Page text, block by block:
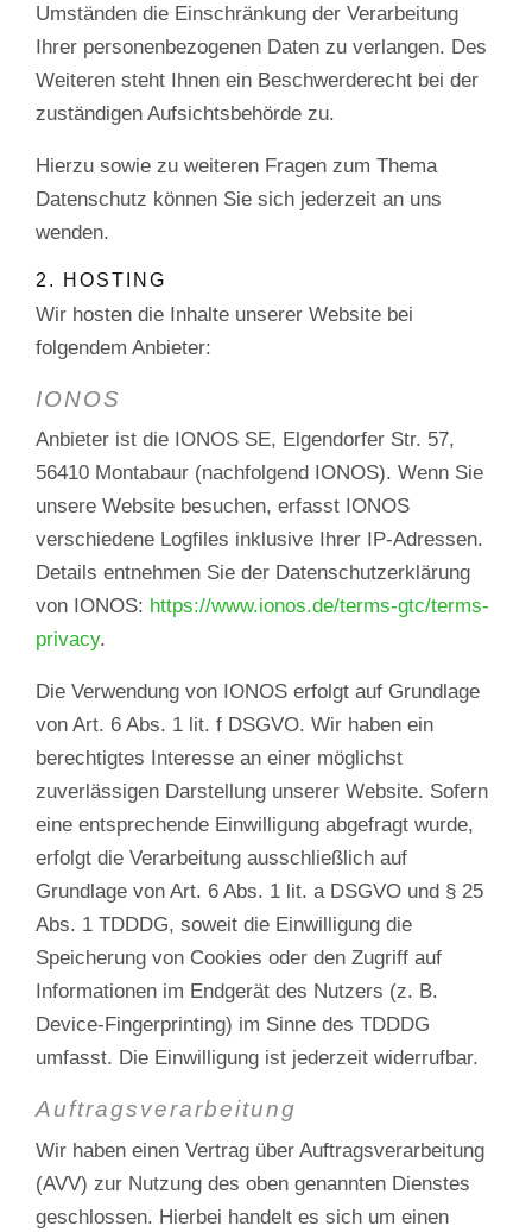
Umständen die Einschränkung der Verarbeitung
Ihrer personenbezogenen Daten zu verlangen. Des
Weiteren steht Ihnen ein Beschwerderecht bei der
zuständigen Aufsichtsbehörde zu.
Hierzu sowie zu weiteren Fragen zum Thema
Datenschutz können Sie sich jederzeit an uns
wenden.
2. HOSTING
Wir hosten die Inhalte unserer Website bei
folgendem Anbieter:
IONOS
Anbieter ist die IONOS SE, Elgendorfer Str. 57,
56410 Montabaur (nachfolgend IONOS). Wenn Sie
unsere Website besuchen, erfasst IONOS
verschiedene Logfiles inklusive Ihrer IP-Adressen.
Details entnehmen Sie der Datenschutzerklärung
von IONOS: https://www.ionos.de/terms-gtc/terms-
privacy.
Die Verwendung von IONOS erfolgt auf Grundlage
von Art. 6 Abs. 1 lit. f DSGVO. Wir haben ein
berechtigtes Interesse an einer möglichst
zuverlässigen Darstellung unserer Website. Sofern
eine entsprechende Einwilligung abgefragt wurde,
erfolgt die Verarbeitung ausschließlich auf
Grundlage von Art. 6 Abs. 1 lit. a DSGVO und § 25
Abs. 1 TDDDG, soweit die Einwilligung die
Speicherung von Cookies oder den Zugriff auf
Informationen im Endgerät des Nutzers (z. B.
Device-Fingerprinting) im Sinne des TDDDG
umfasst. Die Einwilligung ist jederzeit widerrufbar.
Auftragsverarbeitung
Wir haben einen Vertrag über Auftragsverarbeitung
(AVV) zur Nutzung des oben genannten Dienstes
geschlossen. Hierbei handelt es sich um einen